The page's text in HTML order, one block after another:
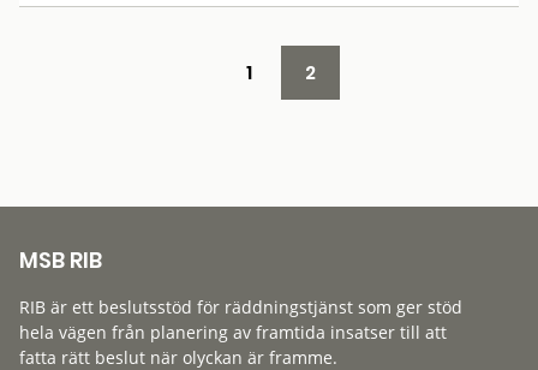
1 2
MSB RIB
RIB är ett beslutsstöd för räddningstjänst som ger stöd
hela vägen från planering av framtida insatser till att
fatta rätt beslut när olyckan är framme.